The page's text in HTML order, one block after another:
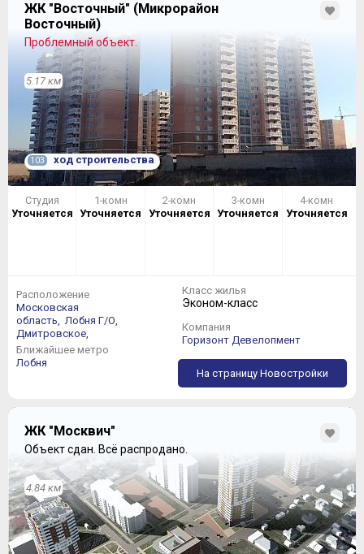
ЖК "Восточный" (Микрорайон
Восточный)
Проблемный объект.
5.17 км
103 ход строительства
Студия
Уточняется
1-комн
Уточняется
2-комн
Уточняется
3-комн
Уточняется
4-комн
Уточняется
Расположение
Московская
область, Лобня Г/О,
Дмитровское,
Ближайшее метро
Лобня
Класс жилья
Эконом-класс
Компания
Горизонт Девелопмент
На страницу Новостройки
ЖК "Москвич"
Объект сдан. Всё распродано.
4.84 км